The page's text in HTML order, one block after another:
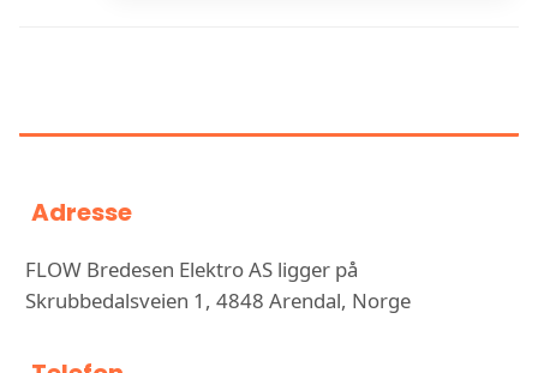
Adresse
FLOW Bredesen Elektro AS ligger på
Skrubbedalsveien 1, 4848 Arendal, Norge